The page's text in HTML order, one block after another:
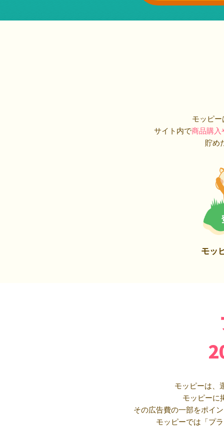
モッピ
サイト内で商品購入
貯め
モッ
モッピーは、
モッピーに
その広告費の一部をポイ
モッピーでは「プ